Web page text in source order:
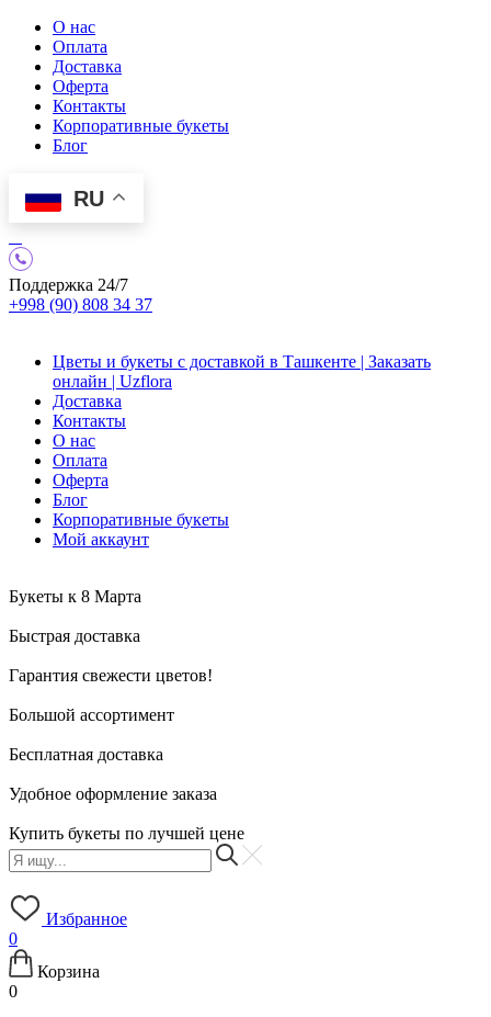
О нас
Оплата
Доставка
Оферта
Контакты
Корпоративные букеты
Блог
RU
Поддержка 24/7
+998 (90) 808 34 37
Цветы и букеты с доставкой в Ташкенте | Заказать
онлайн | Uzflora
Доставка
Контакты
О нас
Оплата
Оферта
Блог
Корпоративные букеты
Мой аккаунт
Букеты к 8 Марта
Быстрая доставка
Гарантия свежести цветов!
Большой ассортимент
Бесплатная доставка
Удобное оформление заказа
Купить букеты по лучшей цене
Избранное
0
Корзина
0